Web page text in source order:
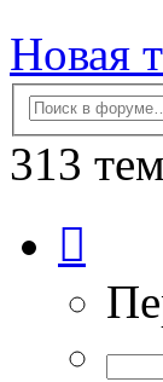
Новая
313 тем
из